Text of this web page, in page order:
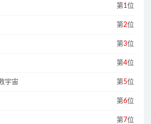
第1位
第2位
第3位
第4位
宇宙 第5位
第6位
第7位